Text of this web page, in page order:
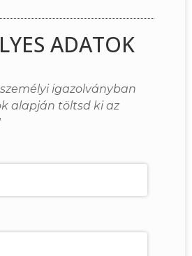
ADATOK
igazolványban
alapján töltsd ki az